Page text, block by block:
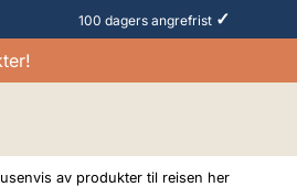
100 dagers angrefrist ✓